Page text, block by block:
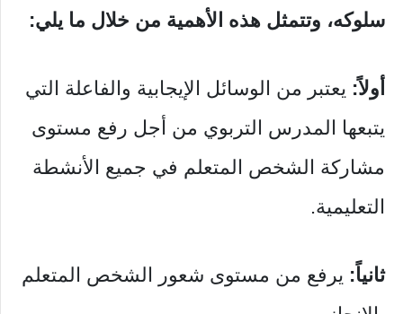
سلوكه، وتتمثل هذه الأهمية من خلال ما يلي:
أولاً: يعتبر من الوسائل الإيجابية والفاعلة التي
يتبعها المدرس التربوي من أجل رفع مستوى
مشاركة الشخص المتعلم في جميع الأنشطة
التعليمية.
ثانياً: يرفع من مستوى شعور الشخص المتعلم